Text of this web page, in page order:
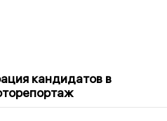
кандидатов в